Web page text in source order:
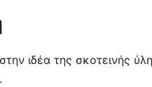
ιδέα της σκοτεινής